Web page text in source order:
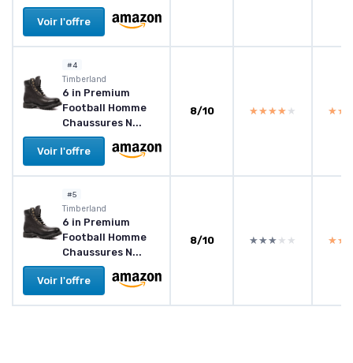
Voir l'offre
#4
Timberland
6 in Premium
Football Homme
Chaussures N...
Voir l'offre
8/10 ★★★★★
★★★★★
#5
Timberland
6 in Premium
Football Homme
Chaussures N...
Voir l'offre
8/10 ★★★★★
★★★★★